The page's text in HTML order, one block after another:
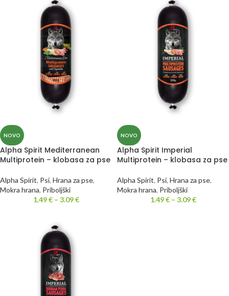
NOVO
Alpha Spirit Mediterranean
Multiprotein – klobasa za pse
Alpha Spirit, Psi, Hrana za pse,
Mokra hrana, Priboljški
1.49€ – 3.09€
NOVO
Alpha Spirit Imperial
Multiprotein – klobasa za pse
Alpha Spirit, Psi, Hrana za pse,
Mokra hrana, Priboljški
1.49€ – 3.09€